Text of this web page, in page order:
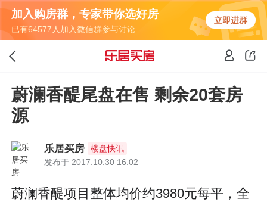
加入购房群，专家带你选好房
已有64577人加入微信群参与讨论
立即进群
蔚澜香醍尾盘在售 剩余20套房
源
乐居买房
楼盘快讯
发布于 2017.10.30 16:02
蔚澜香醍项目整体均价约3980元每平，全